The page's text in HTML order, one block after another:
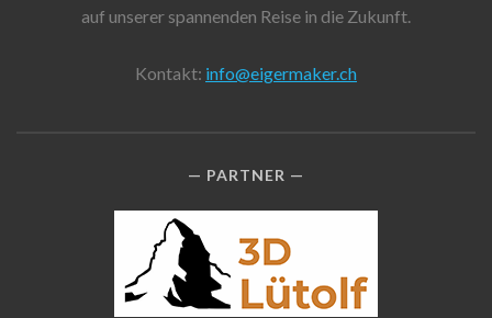
auf unserer spannenden Reise in die Zukunft.
Kontakt: info@eigermaker.ch
PARTNER